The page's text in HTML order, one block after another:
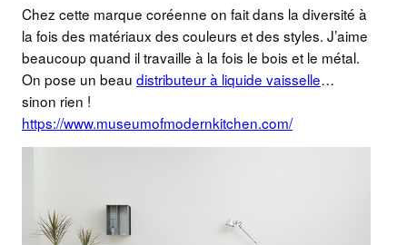
Chez cette marque coréenne on fait dans la diversité à
la fois des matériaux des couleurs et des styles. J’aime
beaucoup quand il travaille à la fois le bois et le métal.
On pose un beau distributeur à liquide vaisselle…
sinon rien !
https://www.museumofmodernkitchen.com/